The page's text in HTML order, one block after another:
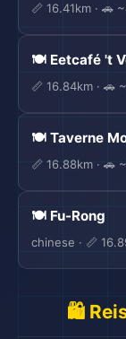
📏 16.41km · 🚗
🍽️ Eetcafé 't
📏 16.84km · 🚗
🍽️ Taverne
📏 16.88km · 🚗
🍽️ Fu-Rong
chinese · 📏
🛍️